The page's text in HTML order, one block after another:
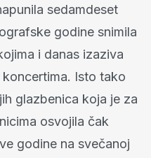
sedamdeset
godine snimila
i danas izaziva
Isto tako
glazbenica koja je za
osvojila čak
godine na svečanoj